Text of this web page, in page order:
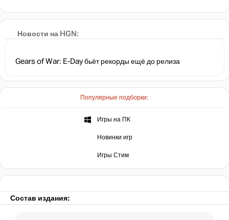
Новости на HGN:
Gears of War: E-Day бьёт рекорды ещё до релиза
Популярные подборки:
Игры на ПК
Новинки игр
Игры Стим
Состав издания: